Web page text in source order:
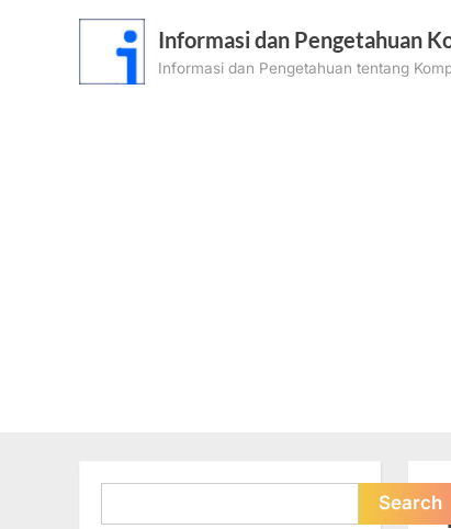
Informasi dan Pengetahuan
Informasi dan Pengetahuan tentang
Search